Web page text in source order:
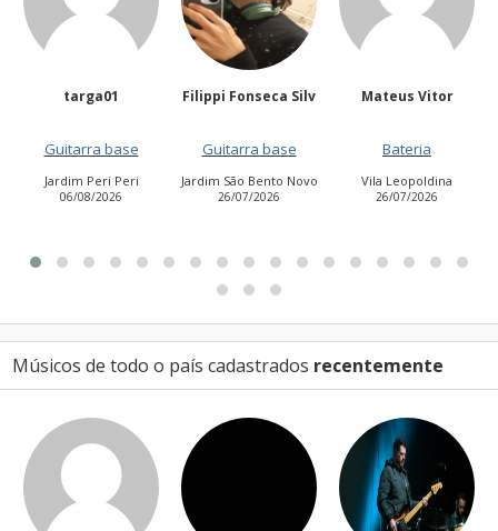
Filippi Fonseca Silv
Guitarra base
Jardim São Bento Novo
26/07/2026
Mateus Vitor
Bateria
Vila Leopoldina
26/07/2026
Anailuj Avlis
Vocalista - Baixo
Jardim Aurora (Zona
Leste)
Músicos de todo o país cadastrados recentemente